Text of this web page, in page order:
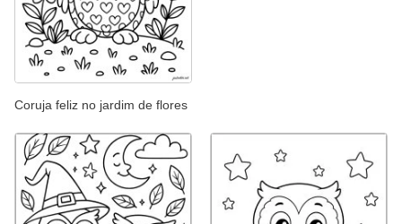
Coruja feliz no jardim de flores